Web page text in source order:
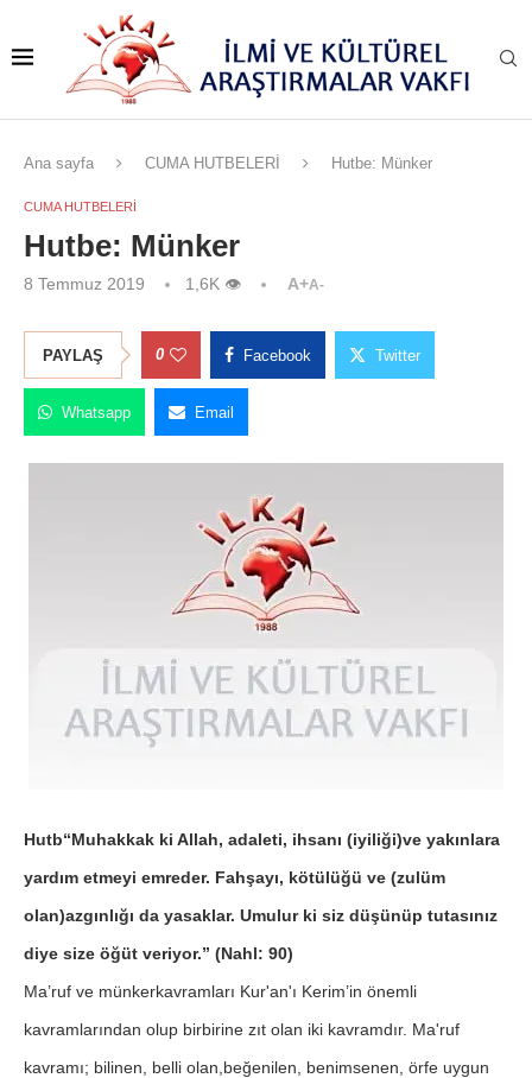
Ana sayfa CUMA HUTBELERİ Hutbe: Münker
CUMA HUTBELERİ
Hutbe: Münker
8 Temmuz 2019 1,6K 👁 A+A-
PAYLAŞ 0 Facebook Twitter
Whatsapp Email
Hutb“Muhakkak ki Allah, adaleti, ihsanı (iyiliği)ve yakınlara
yardım etmeyi emreder. Fahşayı, kötülüğü ve (zulüm
olan)azgınlığı da yasaklar. Umulur ki siz düşünüp tutasınız
diye size öğüt veriyor.” (Nahl: 90)
Ma’ruf ve münkerkavramları Kur'an'ı Kerim’in önemli
kavramlarından olup birbirine zıt olan iki kavramdır. Ma'ruf
kavramı; bilinen, belli olan,beğenilen, benimsenen, örfe uygun